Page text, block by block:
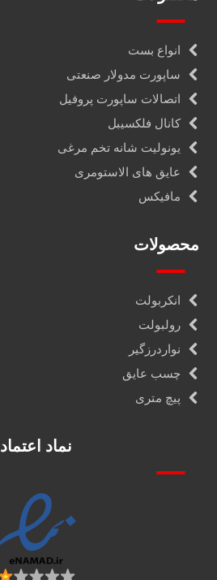
انواع بست
ساپورت مدولار صنعتی
اتصالات ساپورت پروفیل
کانال فلکسیبل
یونولیت شانه تخم مرغی
عایق های الاستومری
مافیکس
محصولات
انکربولت
رولبولت
نواردرزگیر
چسب عایق
پیچ متری
نماد اعتماد